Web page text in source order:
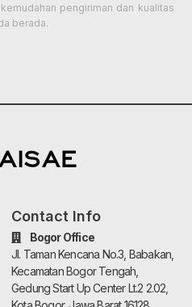
pengiriman dan kualitas
berada.
Contact Info
Bogor Office
Jl. Taman Kencana No.3, Babakan,
Kecamatan Bogor Tengah,
Gedung Start Up Center Lt.2 2.02,